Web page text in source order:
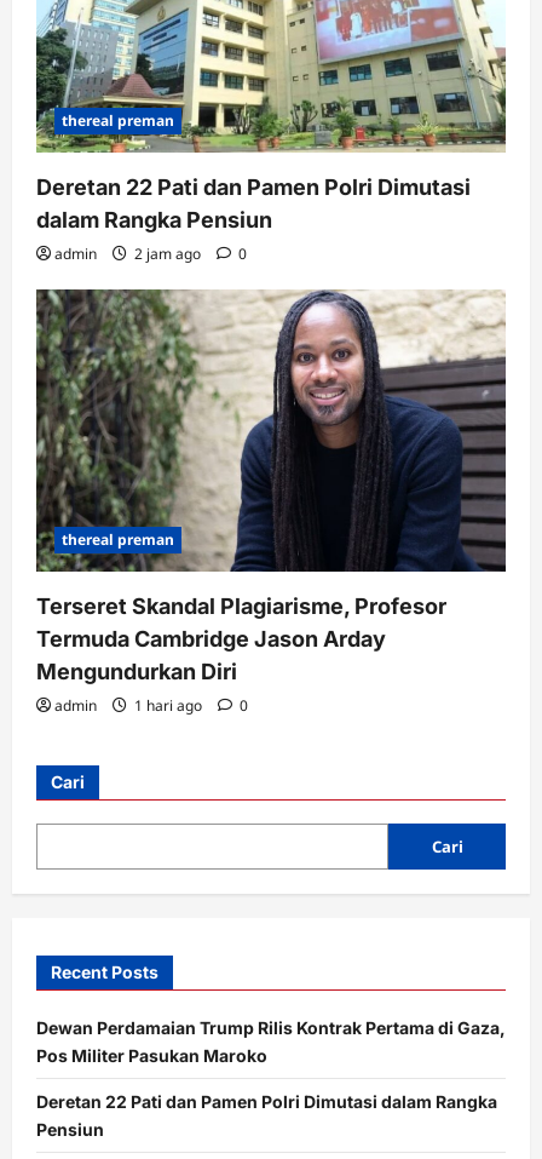
thereal preman
Deretan 22 Pati dan Pamen Polri Dimutasi
dalam Rangka Pensiun
admin 2 jam ago 0
thereal preman
Terseret Skandal Plagiarisme, Profesor
Termuda Cambridge Jason Arday
Mengundurkan Diri
admin 1 hari ago 0
Cari
Cari
Recent Posts
Dewan Perdamaian Trump Rilis Kontrak Pertama di Gaza,
Pos Militer Pasukan Maroko
Deretan 22 Pati dan Pamen Polri Dimutasi dalam Rangka
Pensiun